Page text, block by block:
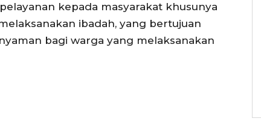
kepada masyarakat khusunya
ibadah, yang bertujuan
bagi warga yang melaksanakan